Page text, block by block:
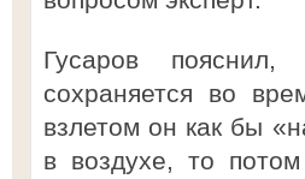
Гусаров
сохраняется во
взлетом он как бы
в воздухе, то